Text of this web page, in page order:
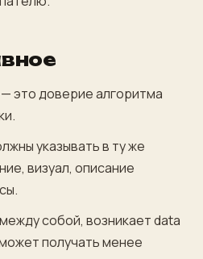
это доверие алгоритма
указывать в ту же
визуал, описание
собой, возникает data
получать менее